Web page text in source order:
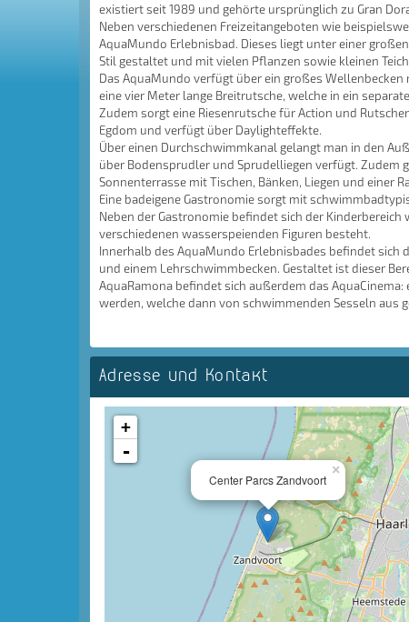
existiert seit 1989 und gehörte ursprünglich zu Gran
Neben verschiedenen Freizeitangeboten wie
AquaMundo Erlebnisbad. Dieses liegt unter einer
Stil gestaltet und mit vielen Pflanzen sowie kleinen
Das AquaMundo verfügt über ein großes
eine vier Meter lange Breitrutsche, welche in ein
Zudem sorgt eine Riesenrutsche für Action und
Egdom und verfügt über Daylighteffekte.
Über einen Durchschwimmkanal gelangt man in den
über Bodensprudler und Sprudelliegen verfügt. Zudem
Sonnenterrasse mit Tischen, Bänken, Liegen und einer
Eine badeigene Gastronomie sorgt mit
Neben der Gastronomie befindet sich der
verschiedenen wasserspeienden Figuren besteht.
Innerhalb des AquaMundo Erlebnisbades befindet sich
und einem Lehrschwimmbecken. Gestaltet ist dieser
AquaRamona befindet sich außerdem das
werden, welche dann von schwimmenden Sesseln aus
Adresse und Kontakt
×
Center Parcs Zandvoort
+
-